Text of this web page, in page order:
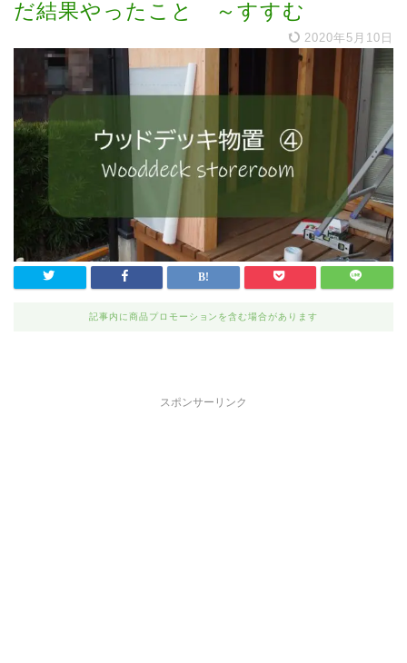
だ結果やったこと ～すすむ
2020年5月10日
記事内に商品プロモーションを含む場合があります
スポンサーリンク